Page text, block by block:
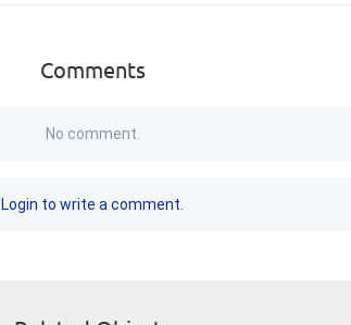
Comments
No comment.
Login to write a comment.